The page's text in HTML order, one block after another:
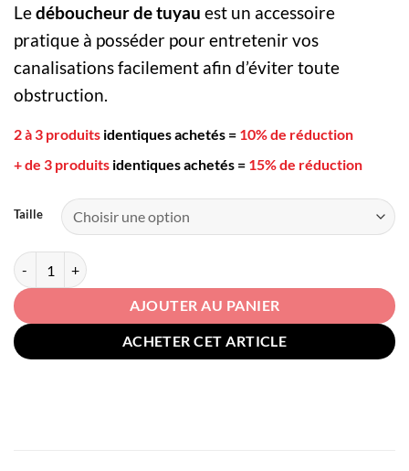
prix :
9,99€
à
Ledéboucheur de tuyau est un accessoire
pratique à posséder pour entretenir vos
canalisations facilement afin d’éviter toute
obstruction.
2 à 3 produits identiques achetés = 10% de réduction
+ de 3 produits identiques achetés = 15% de réduction
Taille
quantité de Déboucheur de tuyau
AJOUTER AU PANIER
ACHETER CET ARTICLE